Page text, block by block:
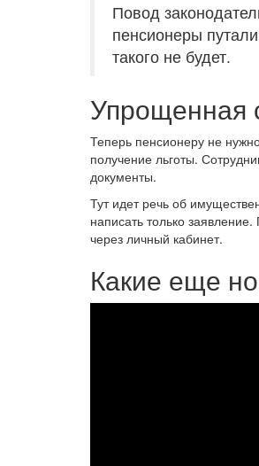
Повод
пенсионеры
такого не будет.
Упрощенная
Теперь пенсионеру не
получение льготы.
документы.
Тут идет речь об
написать только
через личный кабинет.
Какие еще